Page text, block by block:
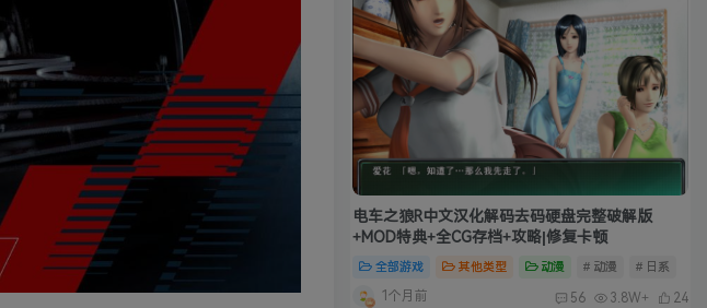
电车之狼R中文汉化解码去码硬盘完整破解版
+MOD特典+全CG存档+攻略|修复卡顿
全部游戏 其他类型 动漫 # 动漫 # 日系
1个月前 56 3.8W+ 24